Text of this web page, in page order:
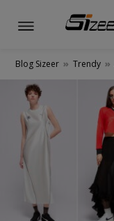
Blog Sizeer » Trendy »